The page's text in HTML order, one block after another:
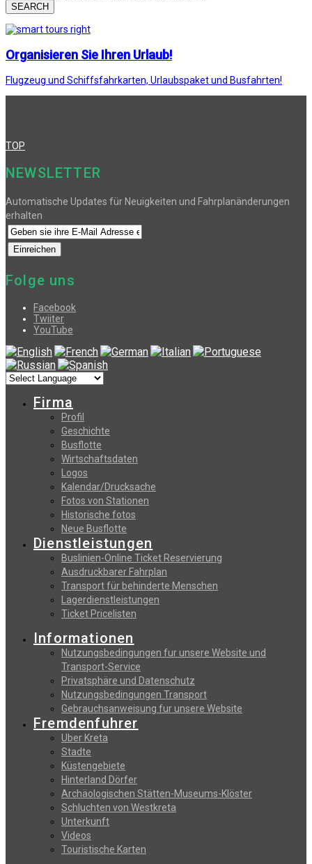
SEARCH
Organisieren Sie Ihren Urlaub!
Flugzeug und Schiffsfahrkarten, Urlaubspaket und Busfahrten!
TOP
NEWSLETTER
Automatische Updates für Neuigkeiten und Fahrplanänderungen
erhalten
Folge uns
Facebook
Twiiter
YouTube
Firma
Profil
Geschichte
Busflotte
Wirtschaftsdaten
Logos
Kalendar/Drucksache
Fotos von Stationen
Historische fotos
Neue Busflotte
Dienstleistungen
Buslinien-Online Ticket Reservierung
Αusdruckbarer Fahrplan
Transport für behinderte Menschen
Lagerdienstleistungen
Ticket Pricelisten
Informationen
Nutzungsbedingungen fur unsere Website und
Transport-Service
Privatsphäre und Datenschutz
Nutzungsbedingungen Transport
Gebrauchsanweisung fur unsere Website
Fremdenfuhrer
Uber Kreta
Stadte
Küstengebiete
Hinterland Dörfer
Archäologischen Stätten-Museums-Klöster
Schluchten von Westkreta
Unterkunft
Videos
Touristische Karten